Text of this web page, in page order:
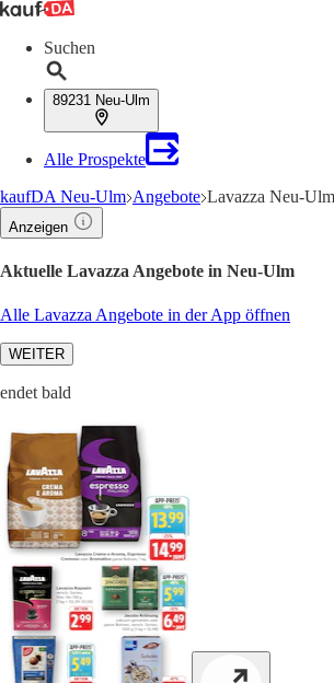
Suchen
89231 Neu-Ulm
Alle Prospekte
kaufDA Neu-Ulm Angebote Lavazza Neu-
Anzeigen
Aktuelle Lavazza Angebote in Neu-Ulm
Alle Lavazza Angebote in der App öffnen
WEITER
endet bald